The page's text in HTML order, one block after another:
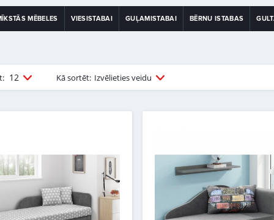
MĒBELES VIESISTABAI GUĻAMISTABAI BĒRNU ISTABAS
12 Kā sortēt: Izvēlieties veidu